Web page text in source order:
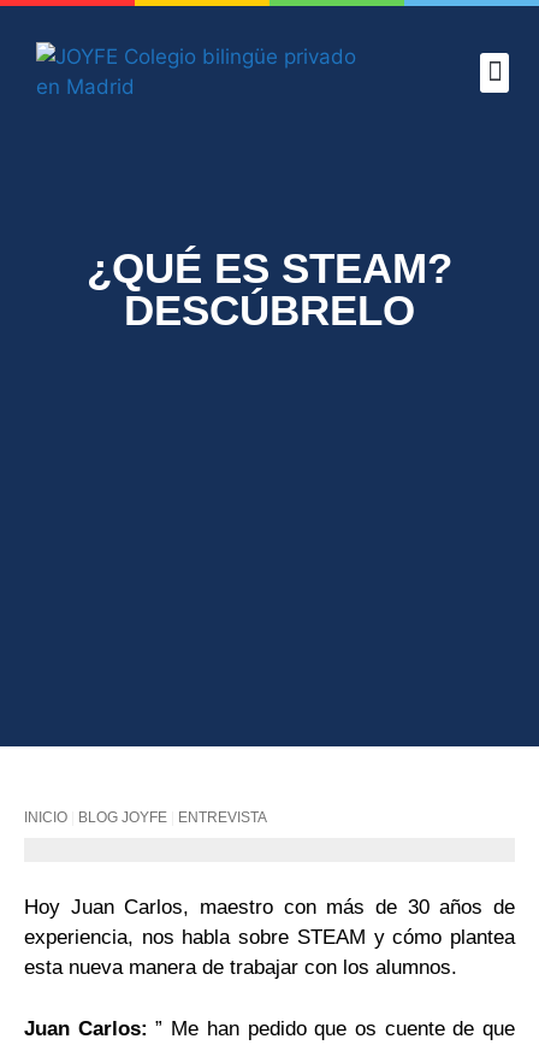
¿QUÉ ES STEAM?
DESCÚBRELO
INICIO BLOG JOYFE ENTREVISTA
Hoy Juan Carlos, maestro con más de 30 años de
experiencia, nos habla sobre STEAM y cómo plantea
esta nueva manera de trabajar con los alumnos.
Juan Carlos: ” Me han pedido que os cuente de que